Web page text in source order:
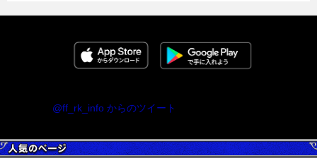
@ff_rk_info からのツイート